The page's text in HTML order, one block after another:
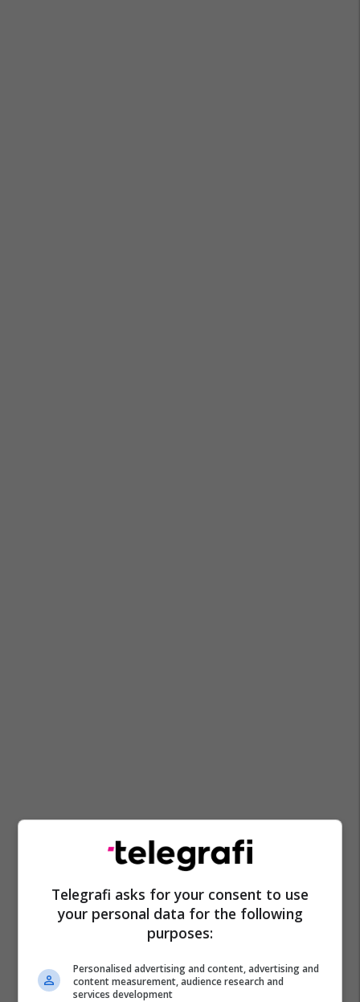
Telegrafi asks for your consent to use
your personal data for the following
purposes:
Personalised advertising and content, advertising and
content measurement, audience research and
services development